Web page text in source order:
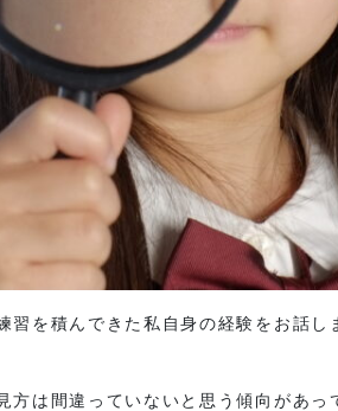
を積んできた私自身の経験をお話し
は間違っていないと思う傾向があ